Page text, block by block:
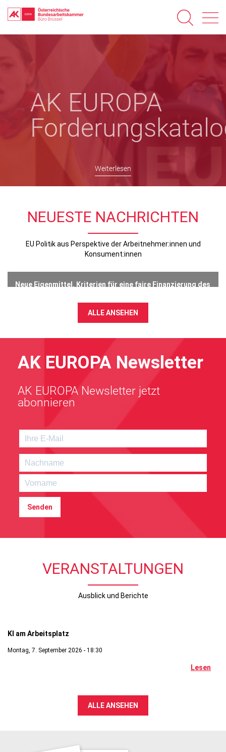
AK EUROPA
Weiterlesen
NEUESTE NACHRICHTEN
EU Politik aus Perspektive der Arbeitnehmer:innen und
Konsument:innen
Neue Eigenmittel. Kriterien für eine faire Finanzierung des
ALLE ANSEHEN
AK EUROPA Newsletter
AK EUROPA Newsletter jetzt
abonnieren
Senden
VERANSTALTUNGEN
Ausblick und Berichte
KI am Arbeitsplatz
Montag, 7. September 2026 - 18:30
Lesen
ALLE ANSEHEN